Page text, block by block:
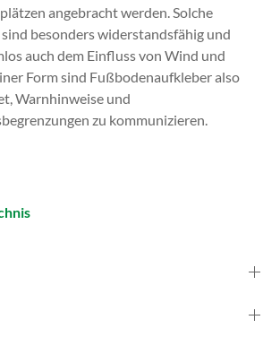
angebracht werden. Solche
besonders widerstandsfähig und
auch dem Einfluss von Wind und
Form sind Fußbodenaufkleber also
Warnhinweise und
zu kommunizieren.